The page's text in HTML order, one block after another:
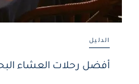
الدليل
أفضل رحلات العشاء